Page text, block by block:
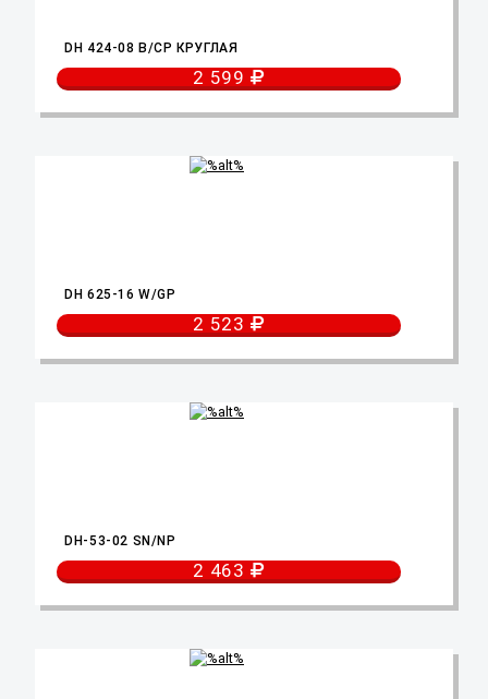
DH 424-08 B/CP КРУГЛАЯ
2 599
DH 625-16 W/GP
2 523
DH-53-02 SN/NP
2 463